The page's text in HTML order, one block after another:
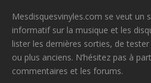
Mesdisquesvinyles.com se veut un
informatif sur la musique et les
lister les dernières sorties, de
ou plus anciens. N’hésitez pas à
commentaires et les forums.